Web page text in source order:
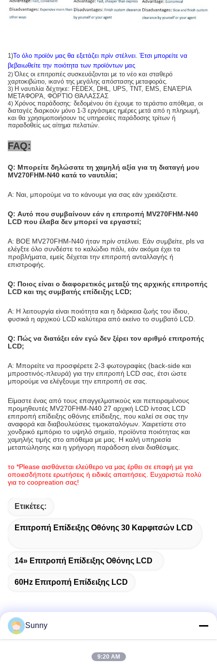
1)Το όλο προϊόν μας θα εξετάζει πρίν στέλνει. Έτσι μπορείτε να
βεβαιωθείτε την ποιότητα των προϊόντων μας
2)Όλες οι επιτροπές συσκευάζονται με το νέο και σταθερό
χαρτοκιβώτιο, ικανό της μεγάλης απόστασης μεταφοράς.
3) Η ναυτιλία δέχτηκε: FEDEX, DHL, UPS, TNT, EMS, ΕΝΑΈΡΙΑ
ΜΕΤΑΦΟΡΆ, ΦΟΡΤΊΟ ΘΆΛΑΣΣΑΣ
4) Χρόνος παράδοσης: δεδομένου ότι έχουμε το τεράστιο απόθεμα, οι
διαταγές διαρκούν μόνο 1-3 εργάσιμες ημέρες μετά από η πληρωμή,
και θα χρησιμοποιήσουν τις υπηρεσίες παράδοσης τρίτων ή
παραδοθείς ως αίτημα πελατών.
FAQ:
Q: Μπορείτε δηλώσατε τη χαμηλή αξία για τη διαταγή μου
MV270FHM-N40 κατά το ναυτιλία;
Α: Ναι, μπορούμε να το κάνουμε για σας εάν χρειάζεστε.
Q: Αυτό που συμβαίνουν εάν η επιτροπή MV270FHM-N40
LCD που έλαβα δεν μπορεί να εργαστεί;
Α: BOE MV270FHM-N40 ήταν πρίν στέλνει. Εάν συμβείτε, pls να
ελέγξτε όλο συνδέστε το καλώδιο πάλι, εάν ακόμα έχει τα
προβλήματα, εμείς δέχεται την επιτροπή ανταλλαγής ή
επιστροφής.
Q: Ποιος είναι ο διαφορετικός μεταξύ της αρχικής επιτροπής
LCD και της συμβατής επίδειξης LCD;
Α: Η λειτουργία είναι ποιότητα και η διάρκεια ζωής του ίδιου,
φυσικά η αρχικού LCD καλύτερα από εκείνο το συμβατό LCD.
Q: Πώς να διατάξει εάν εγώ δεν ξέρει τον αριθμό επιτροπής
LCD;
Α: Μπορείτε να προσφέρετε 2-3 φωτογραφίες (back-side και
μπροστινός-πλευρά) για την επιτροπή LCD σας, έτσι ώστε
μπορούμε να ελέγξουμε την επιτροπή σε σας.
Είμαστε ένας από τους επαγγελματικούς και πεπειραμένους
προμηθευτές MV270FHM-N40 27 αρχική LCD ίντσας LCD
επιτροπή επίδειξης οθόνης επίδειξης, που καλεί σε σας την
αναφορά και διαβουλεύσεις τιμοκαταλόγων. Χαιρετίστε στο
χονδρικό εμπόριο το υψηλό σημείο, προϊόντα ποιότητας και
χαμηλής τιμής στο απόθεμα με μας. Η καλή υπηρεσία
μεταπώλησης και η γρήγορη παράδοση είναι διαθέσιμες.
το *Please αισθάνεται ελεύθερο να μας έρθει σε επαφή με για
οποιεσδήποτε ερωτήσεις ή ειδικές απαιτήσεις. Ευχαριστώ πολύ
για το coopreation σας!
Ετικέτες:
Επιτροπή Επίδειξης Οθόνης 30 Καρφιτσών LCD
14» Επιτροπή Επίδειξης Οθόνης LCD
60Hz Επιτροπή Επίδειξης LCD
Γρήγορη επικοινωνία
Sunny
9:20 AM